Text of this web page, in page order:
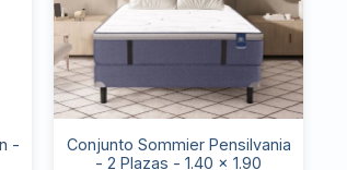
-
Conjunto Sommier Pensilvania
- 2 Plazas - 1.40 x 1.90